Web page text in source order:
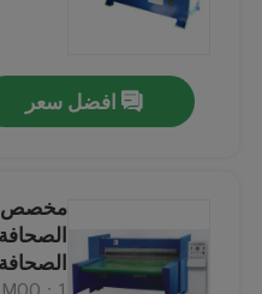
افضل سعر
مخصص
الصحافة